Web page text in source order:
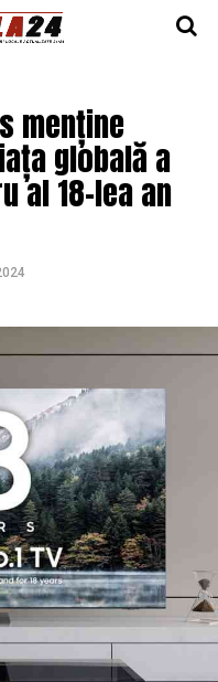
menține
globală a
al 18-lea an